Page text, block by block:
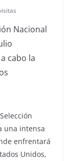
Nacional
cabo la
una intensa
enfrentará
Unidos,